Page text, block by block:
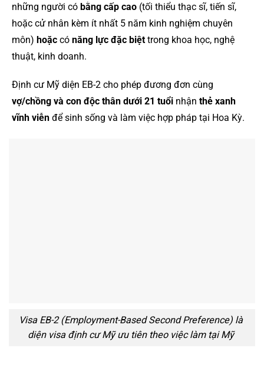
những người có bằng cấp cao (tối thiểu thạc sĩ, tiến sĩ,
hoặc cử nhân kèm ít nhất 5 năm kinh nghiệm chuyên
môn) hoặc có năng lực đặc biệt trong khoa học, nghệ
thuật, kinh doanh.
Định cư Mỹ diện EB-2 cho phép đương đơn cùng
vợ/chồng và con độc thân dưới 21 tuổi nhận thẻ xanh
vĩnh viễn để sinh sống và làm việc hợp pháp tại Hoa Kỳ.
Visa EB-2 (Employment-Based Second Preference) là
diện visa định cư Mỹ ưu tiên theo việc làm tại Mỹ